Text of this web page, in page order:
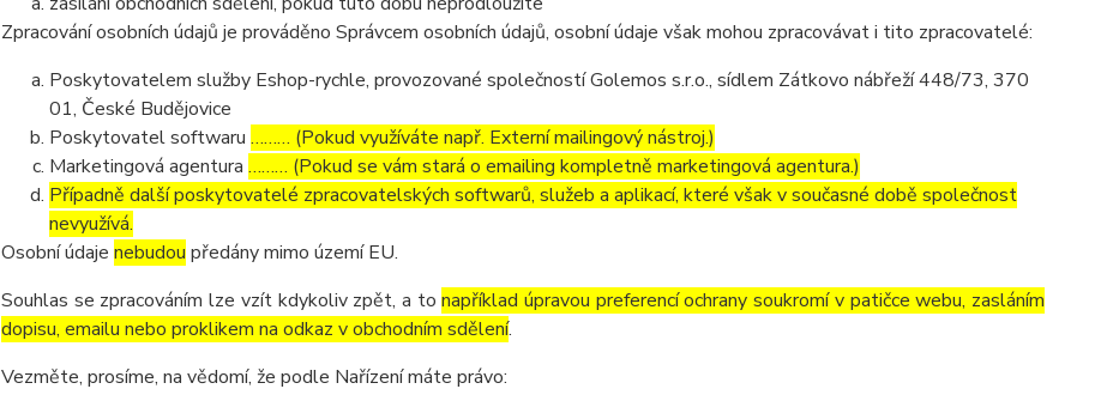
Zpracování osobních údajů je prováděno Správcem osobních údajů, osobní údaje však mohou zpracovávat i tito zpracovatelé:
Poskytovatelem služby Eshop-rychle, provozované společností Golemos s.r.o., sídlem Zátkovo nábřeží 448/73, 370
01, České Budějovice
Poskytovatel softwaru ……… (Pokud využíváte např. Externí mailingový nástroj.)
Marketingová agentura ……… (Pokud se vám stará o emailing kompletně marketingová agentura.)
Případně další poskytovatelé zpracovatelských softwarů, služeb a aplikací, které však v současné době společnost
nevyužívá.
Osobní údaje nebudou předány mimo území EU.
Souhlas se zpracováním lze vzít kdykoliv zpět, a tonapříklad úpravou preferencí ochrany soukromí v patičce webu, zasláním
dopisu, emailu nebo proklikem na odkaz v obchodním sdělení.
Vezměte, prosíme, na vědomí, že podle Nařízení máte právo: